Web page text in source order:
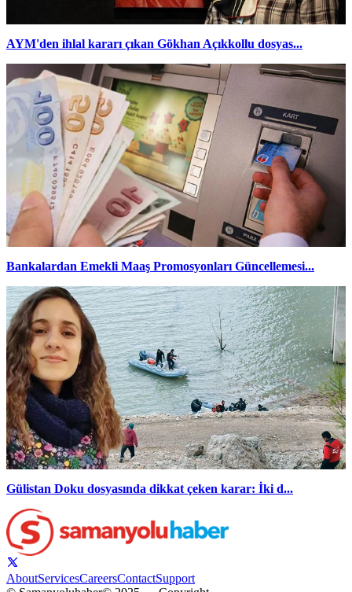
AYM'den ihlal kararı çıkan Gökhan Açıkkollu dosyas...
Bankalardan Emekli Maaş Promosyonları Güncellemesi...
Gülistan Doku dosyasında dikkat çeken karar: İki d...
AboutServicesCareersContactSupport